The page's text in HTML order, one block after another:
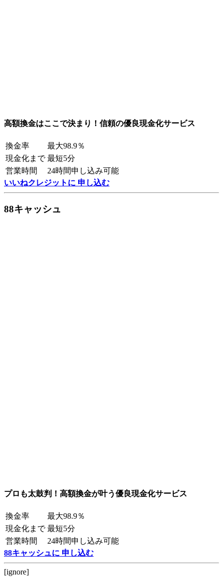
高額換金はここで決まり！信頼の優良現金化サービス
換金率
最大98.9％
現金化まで 最短5分
営業時間
24時間申し込み可能
いいねクレジットに 申し込む
88キャッシュ
プロも太鼓判！高額換金が叶う優良現金化サービス
換金率
最大98.9％
現金化まで 最短5分
営業時間
24時間申し込み可能
88キャッシュに 申し込む
[ignore]